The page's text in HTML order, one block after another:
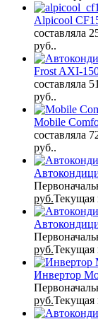
Alpicool
составляла
руб..
Frost AXI-
составляла
руб..
Mobile
составляла
руб..
руб.Текущая
руб.Текущая
Инвертор
руб.Текущая